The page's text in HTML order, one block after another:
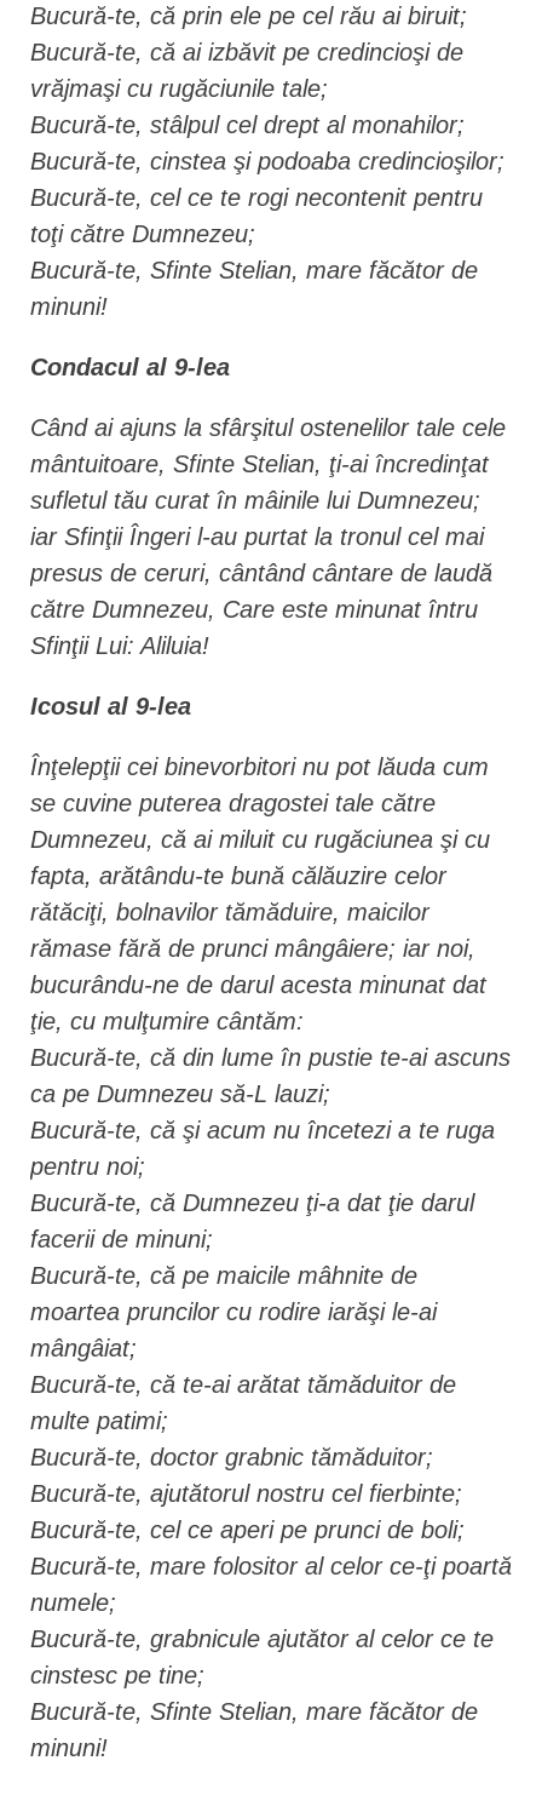
Bucură-te, că prin ele pe cel rău ai biruit;
Bucură-te, că ai izbăvit pe credincioşi de
vrăjmaşi cu rugăciunile tale;
Bucură-te, stâlpul cel drept al monahilor;
Bucură-te, cinstea şi podoaba credincioşilor;
Bucură-te, cel ce te rogi necontenit pentru
toţi către Dumnezeu;
Bucură-te, Sfinte Stelian, mare făcător de
minuni!
Condacul al 9-lea
Când ai ajuns la sfârşitul ostenelilor tale cele
mântuitoare, Sfinte Stelian, ţi-ai încredinţat
sufletul tău curat în mâinile lui Dumnezeu;
iar Sfinţii Îngeri l-au purtat la tronul cel mai
presus de ceruri, cântând cântare de laudă
către Dumnezeu, Care este minunat întru
Sfinţii Lui: Aliluia!
Icosul al 9-lea
Înţelepţii cei binevorbitori nu pot lăuda cum
se cuvine puterea dragostei tale către
Dumnezeu, că ai miluit cu rugăciunea şi cu
fapta, arătându-te bună călăuzire celor
rătăciţi, bolnavilor tămăduire, maicilor
rămase fără de prunci mângâiere; iar noi,
bucurându-ne de darul acesta minunat dat
ţie, cu mulţumire cântăm:
Bucură-te, că din lume în pustie te-ai ascuns
ca pe Dumnezeu să-L lauzi;
Bucură-te, că şi acum nu încetezi a te ruga
pentru noi;
Bucură-te, că Dumnezeu ţi-a dat ţie darul
facerii de minuni;
Bucură-te, că pe maicile mâhnite de
moartea pruncilor cu rodire iarăşi le-ai
mângâiat;
Bucură-te, că te-ai arătat tămăduitor de
multe patimi;
Bucură-te, doctor grabnic tămăduitor;
Bucură-te, ajutătorul nostru cel fierbinte;
Bucură-te, cel ce aperi pe prunci de boli;
Bucură-te, mare folositor al celor ce-ţi poartă
numele;
Bucură-te, grabnicule ajutător al celor ce te
cinstesc pe tine;
Bucură-te, Sfinte Stelian, mare făcător de
minuni!